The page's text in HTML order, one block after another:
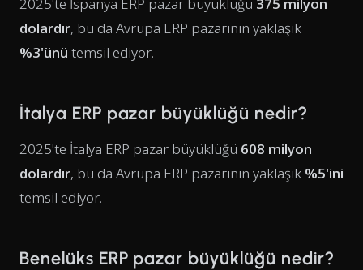
dolardır, bu da Avrupa ERP pazarının yaklaşık
%3'ünü temsil ediyor.
İtalya ERP pazar büyüklüğü nedir?
2025'te İtalya ERP pazar büyüklüğü 608 milyon
dolardır, bu da Avrupa ERP pazarının yaklaşık %5'ini
temsil ediyor.
Benelüks ERP pazar büyüklüğü nedir?